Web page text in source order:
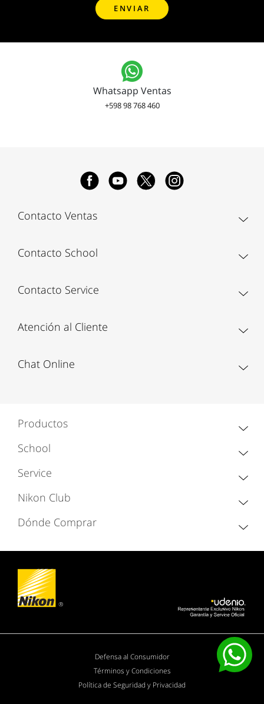
Whatsapp Ventas
+598 98 768 460
Contacto Ventas
Contacto School
Contacto Service
Atención al Cliente
Chat Online
Productos
School
Service
Nikon Club
Dónde Comprar
Defensa al Consumidor
Términos y Condiciones
Política de Seguridad y Privacidad